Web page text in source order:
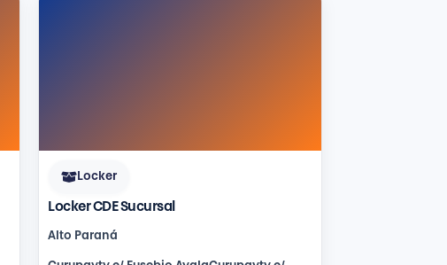
Locker
Locker CDE Sucursal
Alto Paraná